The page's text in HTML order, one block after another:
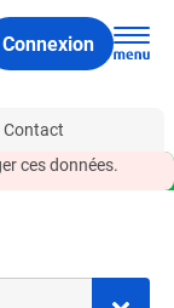
Connexion
Contact
ces données.